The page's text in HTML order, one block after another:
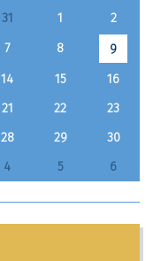
31 1
2
7 8 9
14 15
16
21 22
23
28 29
30
4 5 6